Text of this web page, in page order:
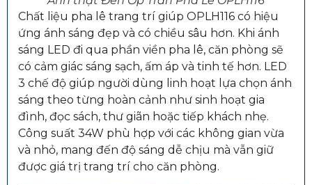
Chất liệu pha lê trang trí giúp OPLH116 có hiệu
ứng ánh sáng đẹp và có chiều sâu hơn. Khi ánh
sáng LED đi qua phần viền pha lê, căn phòng sẽ
có cảm giác sáng sạch, ấm áp và tinh tế hơn. LED
3 chế độ giúp người dùng linh hoạt lựa chọn ánh
sáng theo từng hoàn cảnh như sinh hoạt gia
đình, đọc sách, thư giãn hoặc tiếp khách nhẹ.
Công suất 34W phù hợp với các không gian vừa
và nhỏ, mang đến độ sáng dễ chịu mà vẫn giữ
được giá trị trang trí cho căn phòng.